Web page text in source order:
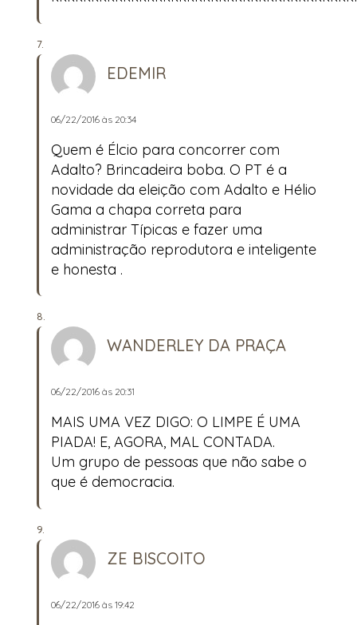
EDEMIR
06/22/2016 às 20:34
Quem é Élcio para concorrer com
Adalto? Brincadeira boba. O PT é a
novidade da eleição com Adalto e Hélio
Gama a chapa correta para
administrar Típicas e fazer uma
administração reprodutora e inteligente
e honesta .
WANDERLEY DA PRAÇA
06/22/2016 às 20:31
MAIS UMA VEZ DIGO: O LIMPE É UMA
PIADA! E, AGORA, MAL CONTADA.
Um grupo de pessoas que não sabe o
que é democracia.
ZE BISCOITO
06/22/2016 às 19:42